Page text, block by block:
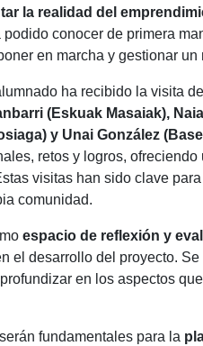
la realidad del
conocer de primera
en marcha y gestionar un
ha recibido la visita
(Eskuak Masaiak),
y Unai González
retos y logros,
visitas han sido clave para
comunidad.
espacio de reflexión y
el desarrollo del proyecto.
en los aspectos
fundamentales para la